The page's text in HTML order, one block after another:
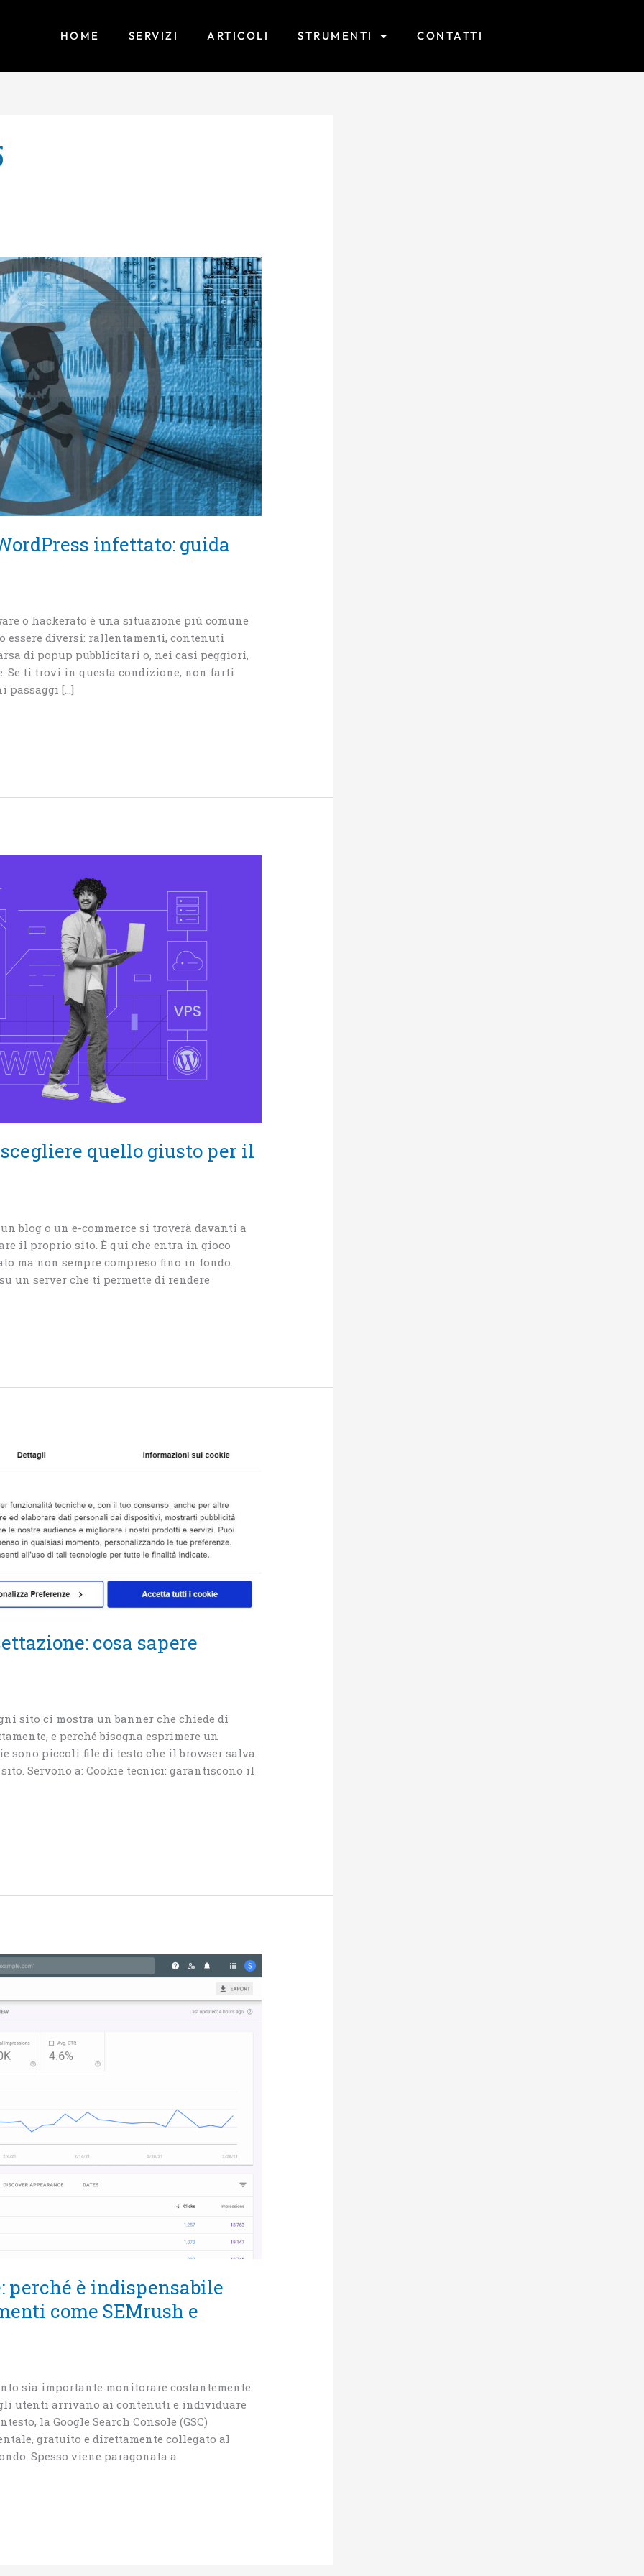
HOME SERVIZI ARTICOLI STRUMENTI CONTATTI
infettato: guida
o hackerato è una situazione più comune
essere diversi: rallentamenti, contenuti
di popup pubblicitari o, nei casi peggiori,
Se ti trovi in questa condizione, non farti
passaggi […]
scegliere quello giusto per il
blog o un e-commerce si troverà davanti a
il proprio sito. È qui che entra in gioco
ma non sempre compreso fino in fondo.
un server che ti permette di rendere
cosa sapere
sito ci mostra un banner che chiede di
e perché bisogna esprimere un
sono piccoli file di testo che il browser salva
Servono a: Cookie tecnici: garantiscono il
perché è indispensabile
come SEMrush e
sia importante monitorare costantemente
utenti arrivano ai contenuti e individuare
la Google Search Console (GSC)
gratuito e direttamente collegato al
Spesso viene paragonata a